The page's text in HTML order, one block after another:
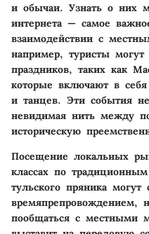
и обычаи. Узнать о них
интернета — самое
взаимодействии с
например, туристы могут
праздников, таких как
которые включают в
и танцев. Эти события
невидимая нить между
историческую
Посещение локальных
классах по
тульского пряника
времяпрепровождением,
пообщаться с местными